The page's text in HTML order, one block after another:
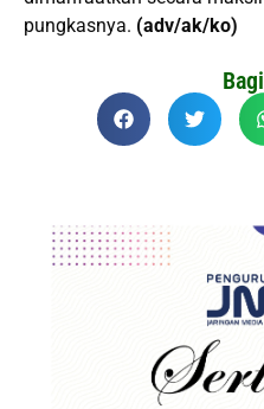
pungkasnya. (adv/ak/ko)